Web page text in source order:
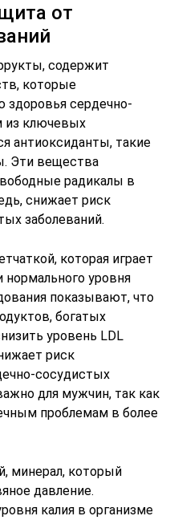
от
содержит
которые
сердечно-
из ключевых
антиоксиданты, такие
Эти вещества
радикалы в
снижает риск
заболеваний.
которая играет
уровня
показывают, что
богатых
уровень LDL
риск
сосудистых
для мужчин, так как
проблемам в более
минерал, который
давление.
калия в организме